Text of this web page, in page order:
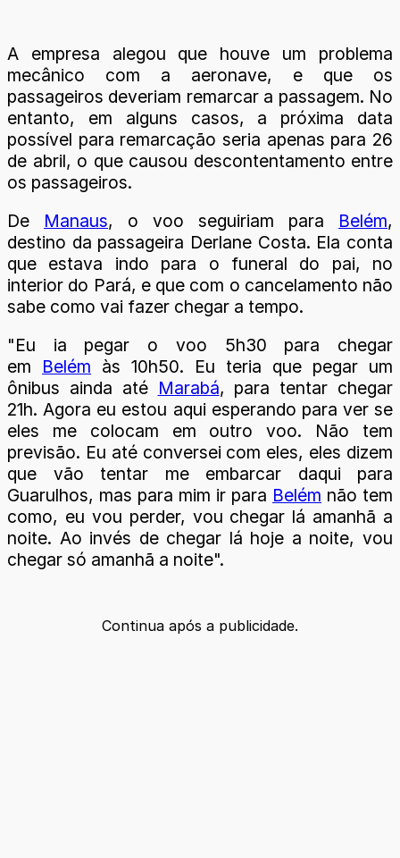
A empresa alegou que houve um problema
mecânico com a aeronave, e que os
passageiros deveriam remarcar a passagem. No
entanto, em alguns casos, a próxima data
possível para remarcação seria apenas para 26
de abril, o que causou descontentamento entre
os passageiros.
De Manaus, o voo seguiriam para Belém,
destino da passageira Derlane Costa. Ela conta
que estava indo para o funeral do pai, no
interior do Pará, e que com o cancelamento não
sabe como vai fazer chegar a tempo.
"Eu ia pegar o voo 5h30 para chegar
em Belém às 10h50. Eu teria que pegar um
ônibus ainda até Marabá, para tentar chegar
21h. Agora eu estou aqui esperando para ver se
eles me colocam em outro voo. Não tem
previsão. Eu até conversei com eles, eles dizem
que vão tentar me embarcar daqui para
Guarulhos, mas para mim ir para Belém não tem
como, eu vou perder, vou chegar lá amanhã a
noite. Ao invés de chegar lá hoje a noite, vou
chegar só amanhã a noite".
Continua após a publicidade.